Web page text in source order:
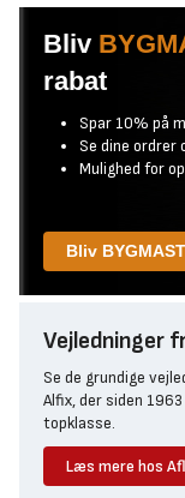
Bliv
rabat
Spar 10% på
Se dine ordrer
Mulighed for
Bliv
Vejledninger
Se de grundige
Alfix, der siden
topklasse.
Læs mere hos